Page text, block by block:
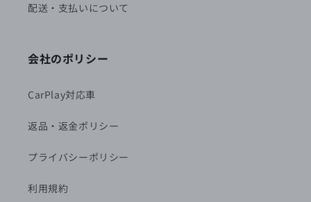
配送・支払いについて
会社のポリシー
CarPlay対応車
返品・返金ポリシー
プライバシーポリシー
利用規約